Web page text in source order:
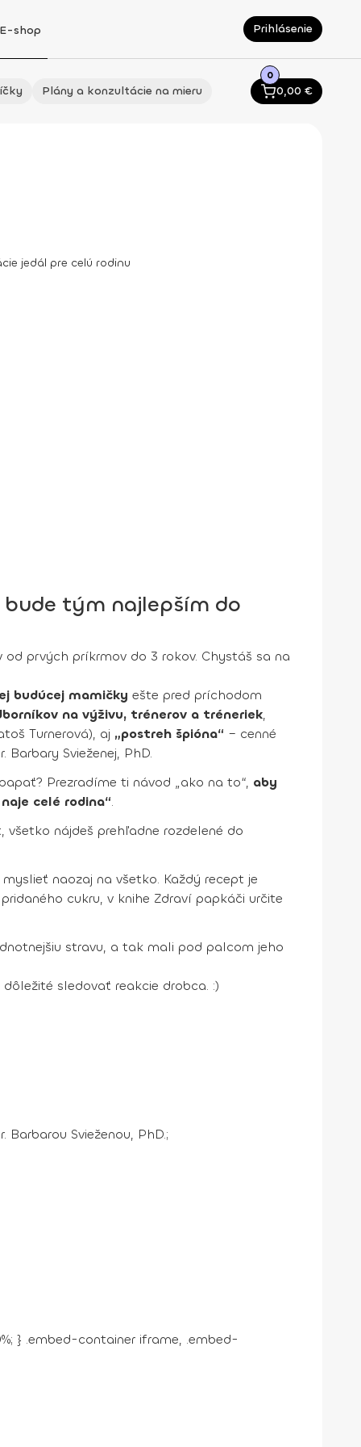
E-shop Prihlásenie
Plány a konzultácie na mieru
0
0,00 €
jedál pre celú rodinu
bude tým najlepším do
prvých príkrmov do 3 rokov. Chystáš sa na
budúcej mamičky ešte pred príchodom
na výživu, trénerov a tréneriek,
Turnerová), aj „postreh špióna“ – cenné
Svieženej, PhD.
Prezradíme ti návod „ako na to“, aby
celé rodina“.
nájdeš prehľadne rozdelené do
naozaj na všetko. Každý recept je
cukru, v knihe Zdraví papkáči určite
stravu, a tak mali pod palcom jeho
sledovať reakcie drobca. :)
Svieženou, PhD.;
} .embed-container iframe, .embed-